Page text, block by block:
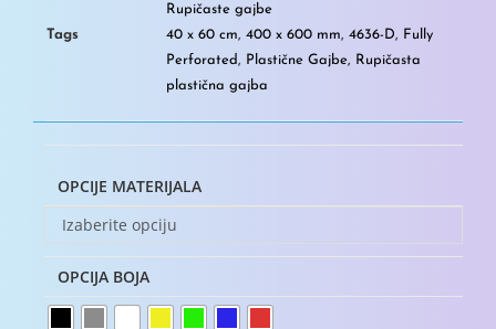
Rupičaste gajbe
Tags
40 x 60 cm, 400 x 600 mm, 4636-D, Fully
Perforated , Plastične Gajbe, Rupičasta
plastična gajba
OPCIJE MATERIJALA
Izaberite opciju
OPCIJA BOJA